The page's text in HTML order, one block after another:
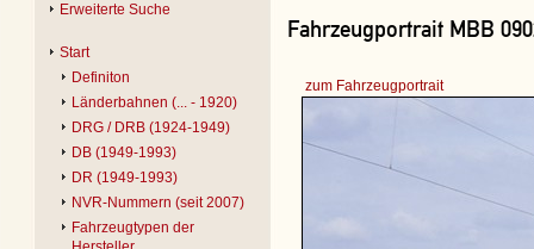
Erweiterte Suche
Start
Definiton
Länderbahnen (... - 1920)
DRG / DRB (1924-1949)
DB (1949-1993)
DR (1949-1993)
NVR-Nummern (seit 2007)
Fahrzeugtypen der
Fahrzeugportrait MBB
zum Fahrzeugportrait